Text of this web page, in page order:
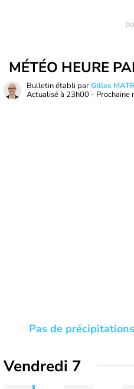
MÉTÉO HEURE
Bulletin établi parGilles
Actualisé à 23h00 - Prochaine
Pas de
Vendredi 7